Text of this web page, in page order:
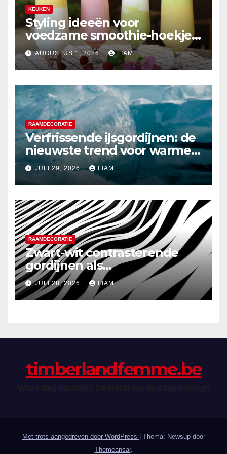
KEUKEN
Styling ideeën voor
voedzame smoothie-hoekjes
in de keuken
AUGUSTUS 1, 2026 LIAM
RAAMDECORATIE
Verfrissende ijsgordijnen: de
nieuwste trend voor warme
zomerdagen
JULI 29, 2026 LIAM
RAAMDECORATIE
Zwart-wit contrasterende
gordijnen als
zomerfocuspunt in retro
interieurs
JULI 28, 2026 LIAM
timberlandfemme.be
Met trots aangedreven door WordPress | Thema: Newsup door
Themeansar.